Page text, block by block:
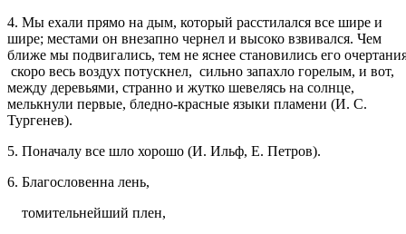
4. Мы ехали прямо на дым, который расстилался все шире и
шире; местами он внезапно чернел и высоко взвивался. Чем
ближе мы подвигались, тем не яснее становились его
скоро весь воздух потускнел, сильно запахло горелым, и вот,
между деревьями, странно и жутко шевелясь на солнце,
мелькнули первые, бледно-красные языки пламени (И. С.
Тургенев).
5. Поначалу все шло хорошо (И. Ильф, Е. Петров).
6. Благословенна лень,
томительнейший плен,